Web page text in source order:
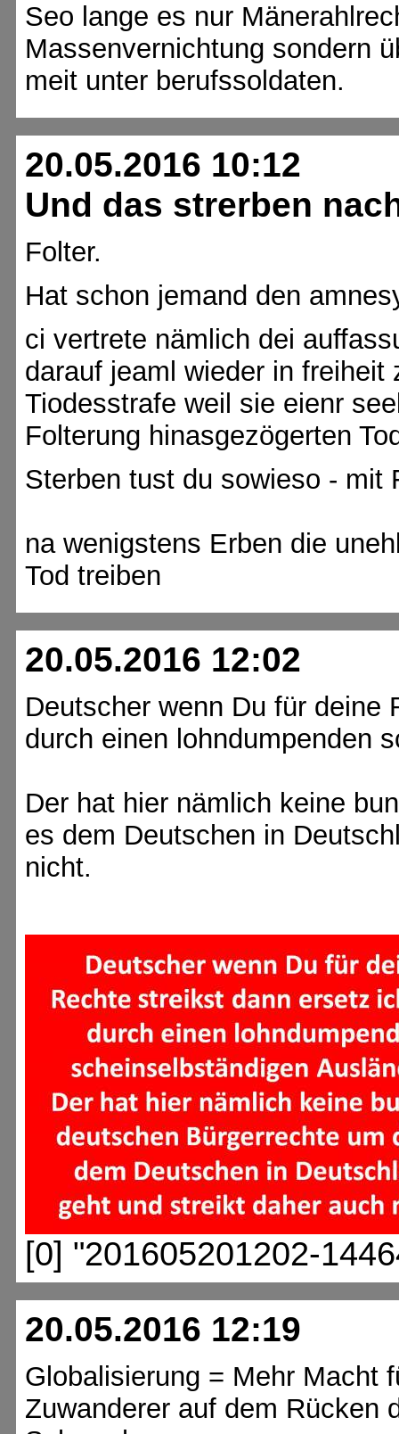
Seo lange es nur
Massenvernichtung sondern
meit unter berufssoldaten.
20.05.2016 10:12
Und das strerben
Folter.
Hat schon jemand den
ci vertrete nämlich dei
darauf jeaml wieder in
Tiodesstrafe weil sie eienr
Folterung hinasgezögerten
Sterben tust du sowieso - mit
na wenigstens Erben die
Tod treiben
20.05.2016 12:02
Deutscher wenn Du für deine
durch einen lohndumpenden
Der hat hier nämlich keine
es dem Deutschen in
nicht.
[0] "201605201202-
20.05.2016 12:19
Globalisierung = Mehr Macht
Zuwanderer auf dem Rücken